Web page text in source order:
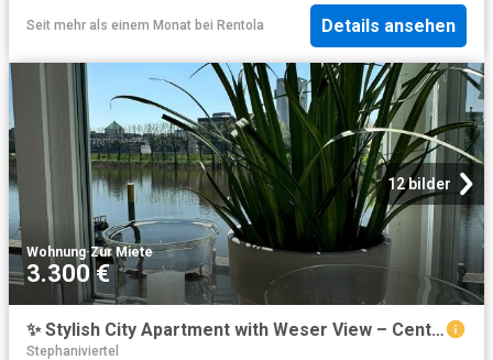
Seit mehr als einem Monat bei Rentola Details ansehen
12 bilder
Wohnung·Zur Miete
3.300 €
✨ Stylish City Apartment with Weser View – Central Location in Bremen, Bremen Amsterdam Apartments for Rent
Stephaniviertel